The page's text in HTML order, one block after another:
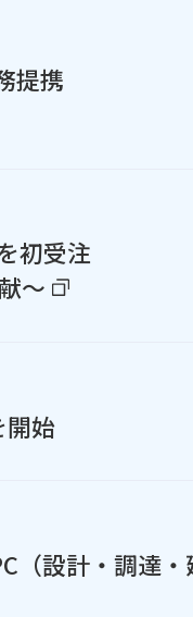
提携
初受注
～
開始
（設計・調達